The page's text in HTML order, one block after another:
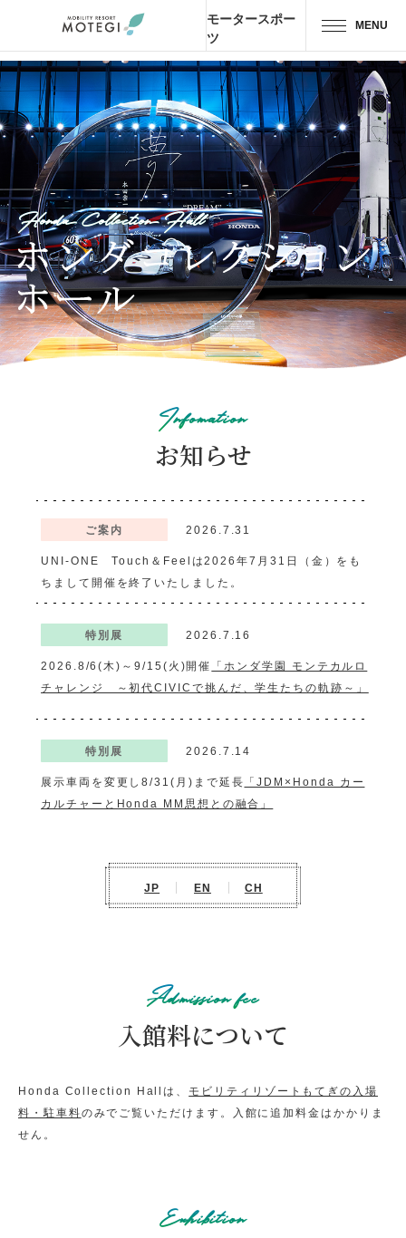
モータースポー
ツ
MENU
トップページ JP EN CH
エリア・施設
アトラクション・アクティビティ
モータースポーツ
ホテル・キャンプ
レストラン
営業時間
場内マップ アクセス
サービスガイド アンケート
Honda Collection Hall
Infomation
お知らせ
ご案内 2026.7.31
UNI-ONE Touch＆Feelは2026年7月31日（金）をも
ちまして開催を終了いたしました。
特別展 2026.7.16
2026.8/6(木)～9/15(火)開催 「ホンダ学園 モンテカルロ
チャレンジ ～初代CIVICで挑んだ、学生たちの軌跡～」
特別展 2026.7.14
展示車両を変更し8/31(月)まで延長 「JDM×Honda カー
カルチャーとHonda MM思想との融合」
企画展 2026.7.3
7/18(土)～10/18(日)開催
イベント 2026.7.3
JP EN CH
Admission fee
入館料について
Honda Collection Hallは、 モビリティリゾートもてぎの入場
料・駐車料のみでご覧いただけます。入館に追加料金はかかりま
せん。
Exhibition